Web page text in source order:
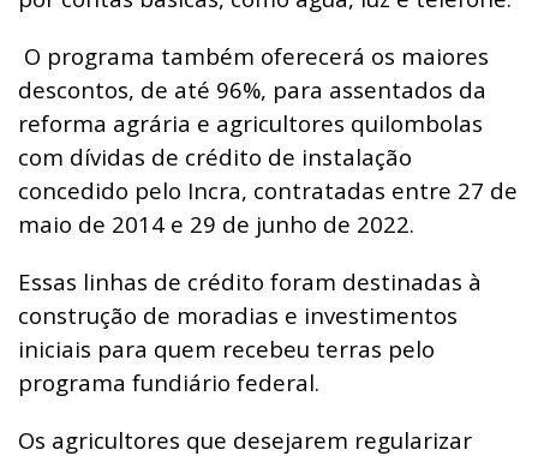
O programa também oferecerá os maiores
descontos, de até 96%, para assentados da
reforma agrária e agricultores quilombolas
com dívidas de crédito de instalação
concedido pelo Incra, contratadas entre 27 de
maio de 2014 e 29 de junho de 2022.
Essas linhas de crédito foram destinadas à
construção de moradias e investimentos
iniciais para quem recebeu terras pelo
programa fundiário federal.
Os agricultores que desejarem regularizar